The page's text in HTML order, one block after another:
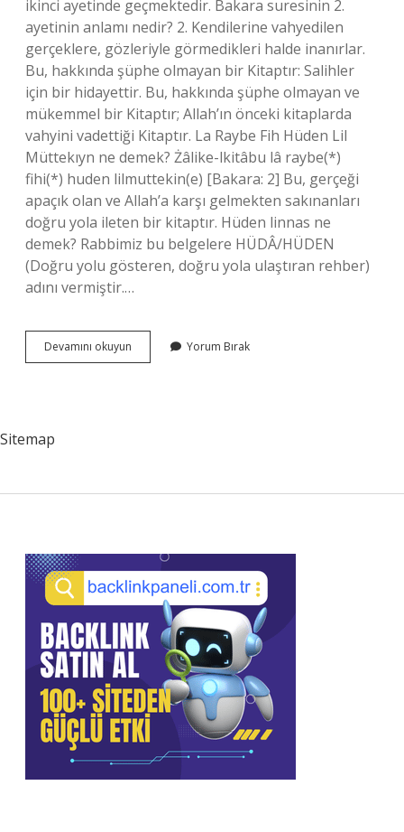
ikinci ayetinde geçmektedir. Bakara suresinin 2.
ayetinin anlamı nedir? 2. Kendilerine vahyedilen
gerçeklere, gözleriyle görmedikleri halde inanırlar.
Bu, hakkında şüphe olmayan bir Kitaptır: Salihler
için bir hidayettir. Bu, hakkında şüphe olmayan ve
mükemmel bir Kitaptır; Allah’ın önceki kitaplarda
vahyini vadettiği Kitaptır. La Raybe Fih Hüden Lil
Müttekıyn ne demek? Żâlike-lkitâbu lâ raybe(*)
fihi(*) huden lilmuttekin(e) [Bakara: 2] Bu, gerçeği
apaçık olan ve Allah’a karşı gelmekten sakınanları
doğru yola ileten bir kitaptır. Hüden linnas ne
demek? Rabbimiz bu belgelere HÜDÂ/HÜDEN
(Doğru yolu gösteren, doğru yola ulaştıran rehber)
adını vermiştir.…
Devamını okuyun
Lil
Yorum Bırak
Sitemap
Sidebar